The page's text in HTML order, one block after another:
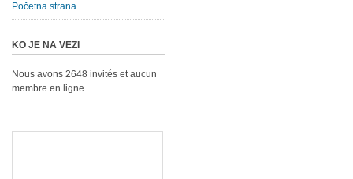
Početna strana
KO JE NA VEZI
Nous avons 2648 invités et aucun
membre en ligne